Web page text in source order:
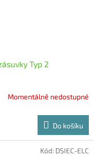
Typ 2
Momentálně nedostupné
Do košíku
Kód: DSIEC-ELC